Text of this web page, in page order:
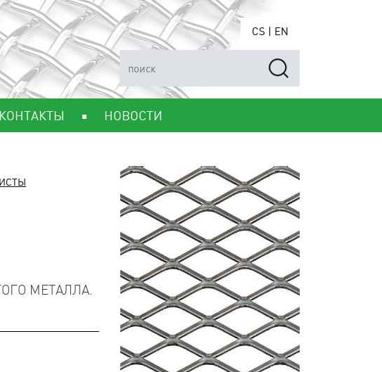
CS | EN
КОНТАКТЫ НОВОСТИ
МЕТАЛЛА.